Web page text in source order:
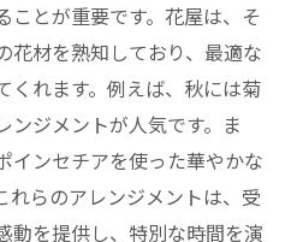
ことが重要です。花屋は、そ
花材を熟知しており、最適な
くれます。例えば、秋には菊
ンジメントが人気です。ま
インセチアを使った華やかな
れらのアレンジメントは、受
動を提供し、特別な時間を演